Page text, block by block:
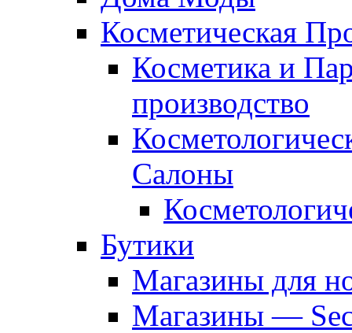
Косметическая
Косметика и
производство
Салоны
Бутики
Магазины для
Магазины —